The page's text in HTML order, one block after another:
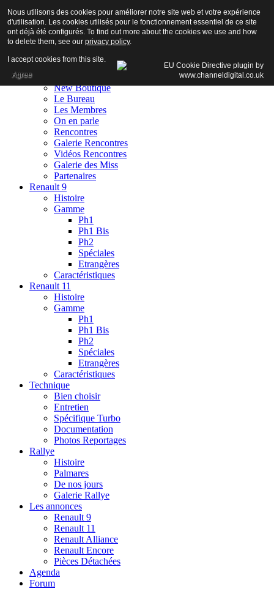
Accueil
New Boutique
Le Bureau
Les Membres
On en parle
Rencontres
Galerie Rencontres
Vidéos Rencontres
Galerie des Miss
Partenaires
Renault 9
Histoire
Gamme
Ph1
Ph1 Bis
Ph2
Spéciales
Etrangères
Caractéristiques
Renault 11
Histoire
Gamme
Ph1
Ph1 Bis
Ph2
Spéciales
Etrangères
Caractéristiques
Technique
Bien choisir
Entretien
Spécifique Turbo
Documentation
Photos Reportages
Rallye
Histoire
Palmares
De nos jours
Galerie Rallye
Les annonces
Renault 9
Renault 11
Renault Alliance
Renault Encore
Pièces Détachées
Agenda
Forum
Nous utilisons des cookies pour améliorer notre site web et votre expérience
d'utilisation. Les cookies utilisés pour le fonctionnement essentiel de ce site
ont déjà été configurés. To find out more about the cookies we use and how
to delete them, see our privacy policy.
I accept cookies from this site.
Agree